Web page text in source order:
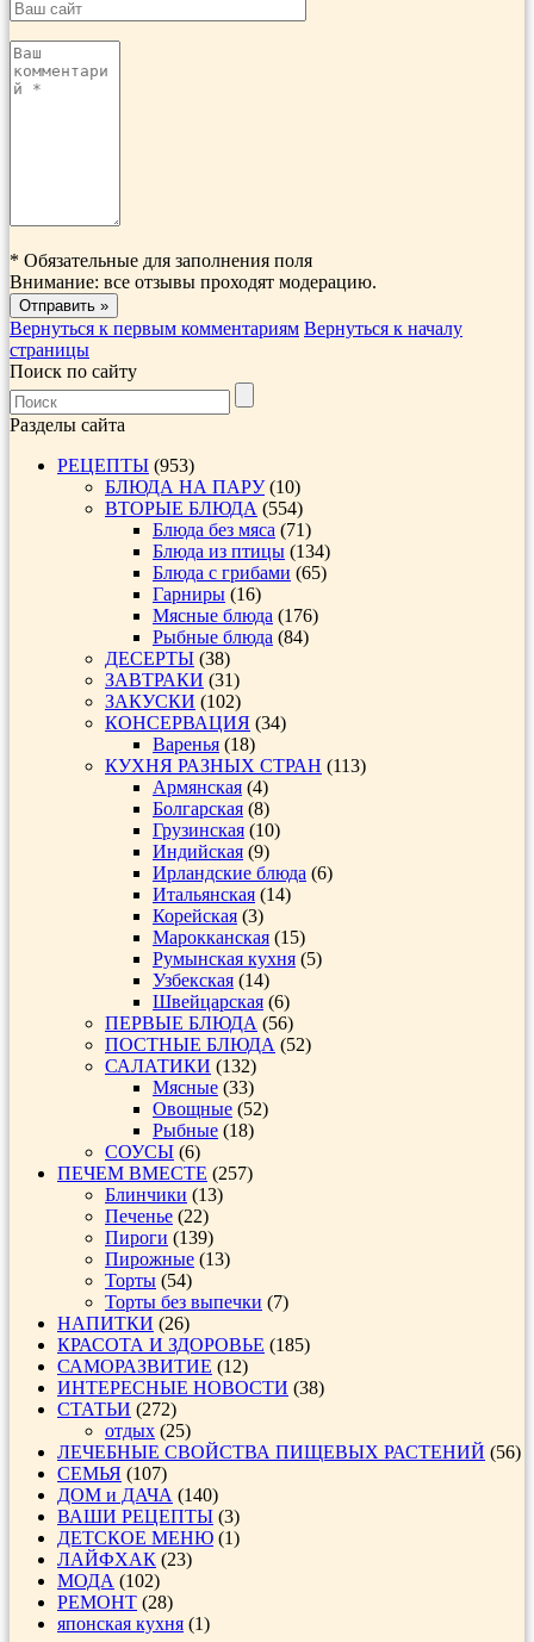
* Обязательные для заполнения поля
Внимание: все отзывы проходят модерацию.
Вернуться к первым комментариям Вернуться к началу
страницы
Поиск по сайту
Разделы сайта
РЕЦЕПТЫ (953)
БЛЮДА НА ПАРУ(10)
ВТОРЫЕ БЛЮДА (554)
Блюда без мяса (71)
Блюда из птицы (134)
Блюда с грибами (65)
Гарниры (16)
Мясные блюда (176)
Рыбные блюда (84)
ДЕСЕРТЫ (38)
ЗАВТРАКИ (31)
ЗАКУСКИ (102)
КОНСЕРВАЦИЯ (34)
Варенья (18)
КУХНЯ РАЗНЫХ СТРАН (113)
Армянская (4)
Болгарская (8)
Грузинская (10)
Индийская (9)
Ирландские блюда (6)
Итальянская (14)
Корейская (3)
Марокканская (15)
Румынская кухня (5)
Узбекская (14)
Швейцарская (6)
ПЕРВЫЕ БЛЮДА (56)
ПОСТНЫЕ БЛЮДА (52)
САЛАТИКИ (132)
Мясные (33)
Овощные (52)
Рыбные (18)
СОУСЫ (6)
ПЕЧЕМ ВМЕСТЕ (257)
Блинчики (13)
Печенье (22)
Пироги (139)
Пирожные (13)
Торты (54)
Торты без выпечки (7)
НАПИТКИ (26)
КРАСОТА И ЗДОРОВЬЕ (185)
САМОРАЗВИТИЕ (12)
ИНТЕРЕСНЫЕ НОВОСТИ (38)
СТАТЬИ (272)
отдых (25)
ЛЕЧЕБНЫЕ СВОЙСТВА ПИЩЕВЫХ РАСТЕНИЙ (56)
СЕМЬЯ (107)
ДОМ и ДАЧА (140)
ВАШИ РЕЦЕПТЫ (3)
ДЕТСКОЕ МЕНЮ (1)
ЛАЙФХАК (23)
МОДА (102)
РЕМОНТ (28)
японская кухня (1)